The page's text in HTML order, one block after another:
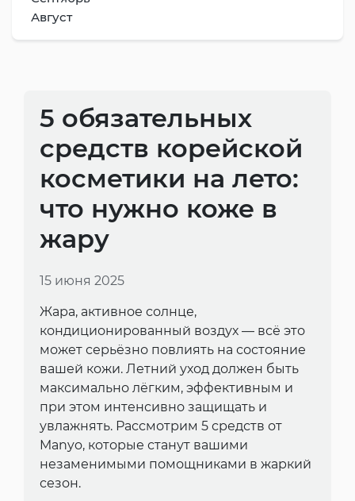
Август
5 обязательных
средств корейской
косметики на лето:
что нужно коже в
жару
15 июня 2025
Жара, активное солнце,
кондиционированный воздух — всё это
может серьёзно повлиять на состояние
вашей кожи. Летний уход должен быть
максимально лёгким, эффективным и
при этом интенсивно защищать и
увлажнять. Рассмотрим 5 средств от
Manyo, которые станут вашими
незаменимыми помощниками в жаркий
сезон.